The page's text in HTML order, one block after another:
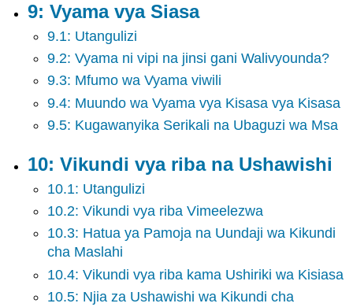
9: Vyama vya Siasa
9.1: Utangulizi
9.2: Vyama ni vipi na jinsi gani Walivyounda?
9.3: Mfumo wa Vyama viwili
9.4: Muundo wa Vyama vya Kisasa vya Kisasa
9.5: Kugawanyika Serikali na Ubaguzi wa Msa
10: Vikundi vya riba na Ushawishi
10.1: Utangulizi
10.2: Vikundi vya riba Vimeelezwa
10.3: Hatua ya Pamoja na Uundaji wa Kikundi
cha Maslahi
10.4: Vikundi vya riba kama Ushiriki wa Kisiasa
10.5: Njia za Ushawishi wa Kikundi cha